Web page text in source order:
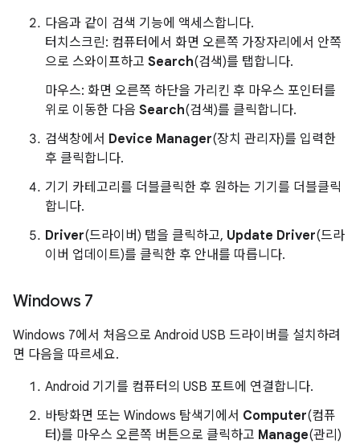
다음과 같이 검색 기능에 액세스합니다.
터치스크린: 컴퓨터에서 화면 오른쪽 가장자리에서 안쪽
으로 스와이프하고 Search(검색)를 탭합니다.
마우스: 화면 오른쪽 하단을 가리킨 후 마우스 포인터를
위로 이동한 다음 Search(검색)를 클릭합니다.
검색창에서 Device Manager(장치 관리자)를 입력한
후 클릭합니다.
기기 카테고리를 더블클릭한 후 원하는 기기를 더블클릭
합니다.
Driver(드라이버) 탭을 클릭하고, Update Driver(드라
이버 업데이트)를 클릭한 후 안내를 따릅니다.
Windows 7
Windows 7에서 처음으로 Android USB 드라이버를 설치하려
면 다음을 따르세요.
Android 기기를 컴퓨터의 USB 포트에 연결합니다.
바탕화면 또는 Windows 탐색기에서 Computer(컴퓨
터)를 마우스 오른쪽 버튼으로 클릭하고 Manage(관리)